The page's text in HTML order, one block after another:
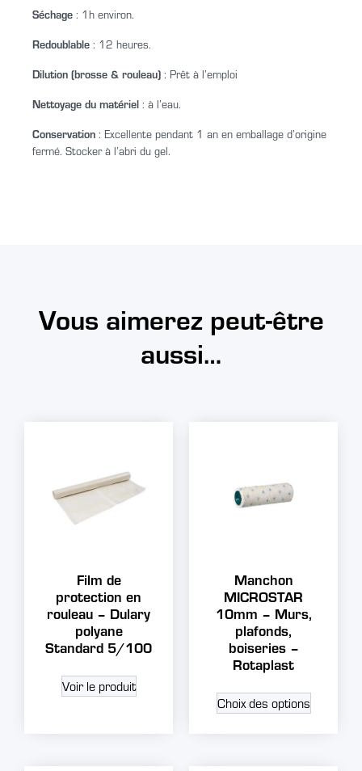
Séchage : 1h environ.
Redoublable : 12 heures.
Dilution (brosse & rouleau) : Prêt à l’emploi
Nettoyage du matériel : à l’eau.
Conservation : Excellente pendant 1 an en emballage d’origine
fermé. Stocker à l’abri du gel.
Vous aimerez peut-être
aussi…
Film de
protection en
rouleau – Dulary
polyane
Standard 5/100
Voir le produit
Manchon
MICROSTAR
10mm – Murs,
plafonds,
boiseries –
Rotaplast
Choix des options